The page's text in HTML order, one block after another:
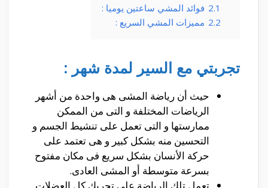
2.1 فوائد المشي ساعتين يوميا :
2.2 مميزات المشي السريع :
تجربتي مع السير لمدة شهر :
حيث أن رياضة المشى هى واحدة من أشهر
الرياضات المختلفة و التى من الممكن
ممارستها و التى تعمل على تنشيط الجسم و
التحسين منه بشكل كبير و هى تعتمد على
حركة الأنسان بشكل سريع فى مكان مفتوح
بسرعة متوسطة أو المشى العادى.